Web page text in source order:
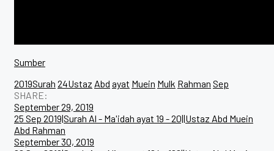
Sumber
2019Surah 24Ustaz Abd ayat Muein Mulk Rahman Sep
SHARE:
Post
navigation
September 29, 2019
25 Sep 2019|Surah Al - Ma'idah ayat 19 - 20||Ustaz Abd Muein
Abd Rahman
September 30, 2019